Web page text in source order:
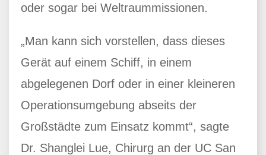
oder sogar bei Weltraummissionen.
„Man kann sich vorstellen, dass dieses
Gerät auf einem Schiff, in einem
abgelegenen Dorf oder in einer kleineren
Operationsumgebung abseits der
Großstädte zum Einsatz kommt“, sagte
Dr. Shanglei Lue, Chirurg an der UC San